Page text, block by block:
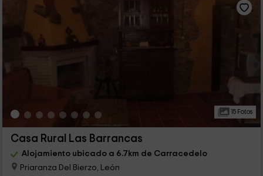
15 Fotos
Casa Rural Las Barrancas
Alojamiento ubicado a 6.7km de Carracedelo
Priaranza Del Bierzo, León